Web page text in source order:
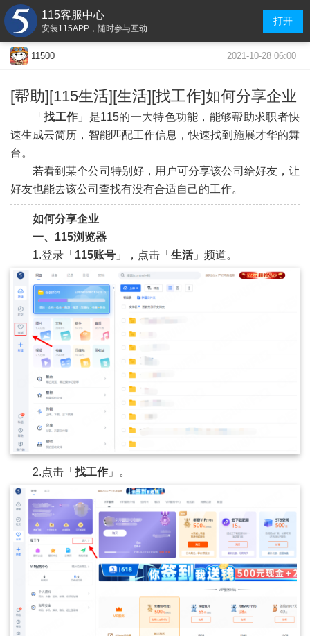
115客服中心
安装115APP，随时参与互动
打开
11500 2021-10-28 06:00
[帮助][115生活][生活][找工作]如何分享企业
「找工作 」是115的一大特色功能，能够帮助求职者快
速生成云简历，智能匹配工作信息，快速找到施展才华的舞
台。
若看到某个公司特别好，用户可分享该公司给好友，让
好友也能去该公司查找有没有合适自己的工作。
如何分享企业
一、115浏览器
1.登录「 115账号 」，点击「 生活」频道。
2.点击「 找工作 」。